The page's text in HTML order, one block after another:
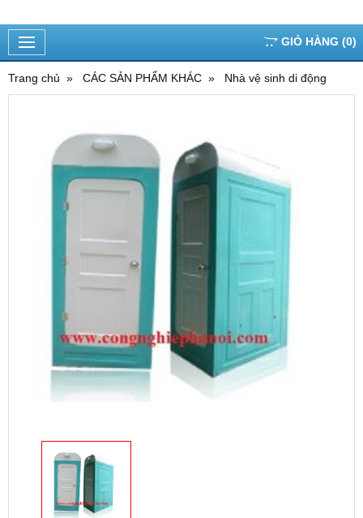
GIỎ HÀNG (0)
Trang chủ CÁC SẢN PHẨM KHÁC Nhà vệ sinh di động